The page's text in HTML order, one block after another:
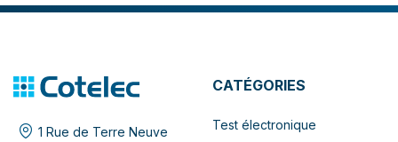
1 Rue de Terre Neuve
CATÉGORIES
Test électronique